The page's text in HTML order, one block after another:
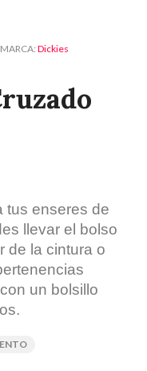
MARCA Dickies
tus enseres de
llevar el bolso
de la cintura o
un bolsillo